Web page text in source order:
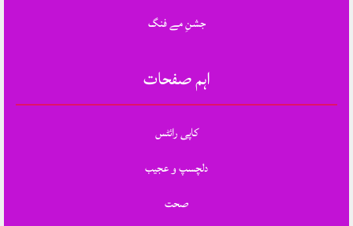
جشنِ مے فنگ
اہم صفحات
کاپی رائٹس
دلچسپ و عجیب
صحت